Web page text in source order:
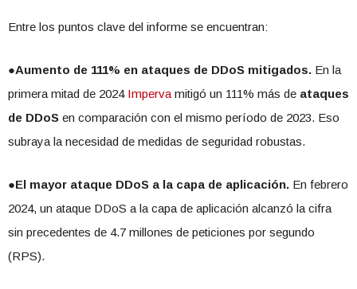
Entre los puntos clave del informe se encuentran:
●Aumento de 111% en ataques de DDoS mitigados. En la
primera mitad de 2024 Imperva mitigó un 111% más de ataques
de DDoS en comparación con el mismo período de 2023. Eso
subraya la necesidad de medidas de seguridad robustas.
●El mayor ataque DDoS a la capa de aplicación. En febrero
2024, un ataque DDoS a la capa de aplicación alcanzó la cifra
sin precedentes de 4.7 millones de peticiones por segundo
(RPS).